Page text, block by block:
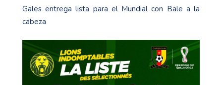
Gales entrega lista para el Mundial con Bale a la
cabeza